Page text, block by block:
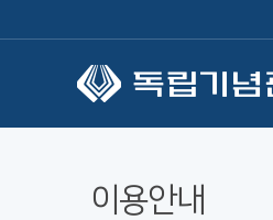
이용안내